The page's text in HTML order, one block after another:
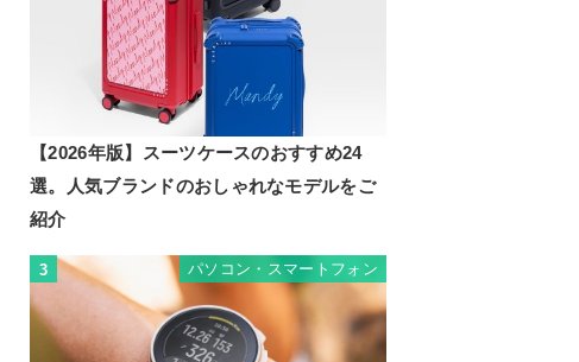
【2026年版】スーツケースのおすすめ24
選。人気ブランドのおしゃれなモデルをご
紹介
3 パソコン・スマートフォン